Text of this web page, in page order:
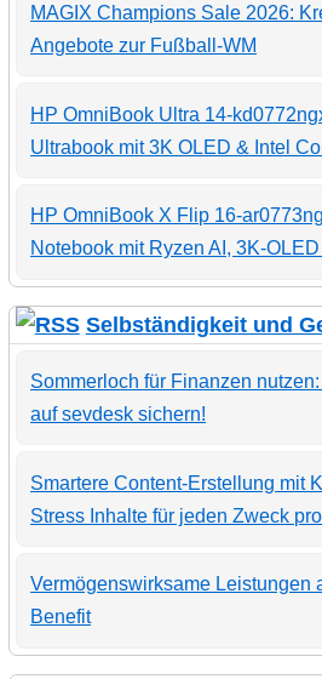
MAGIX Champions Sale 2026:
Angebote zur Fußball-WM
HP OmniBook Ultra 14-
Ultrabook mit 3K OLED & Intel
HP OmniBook X Flip 16-
Notebook mit Ryzen AI, 3K-
Selbständigkeit und
Sommerloch für Finanzen
auf sevdesk sichern!
Smartere Content-Erstellung mit
Stress Inhalte für jeden Zweck
Vermögenswirksame Leistungen
Benefit